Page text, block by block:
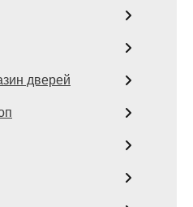
дверей